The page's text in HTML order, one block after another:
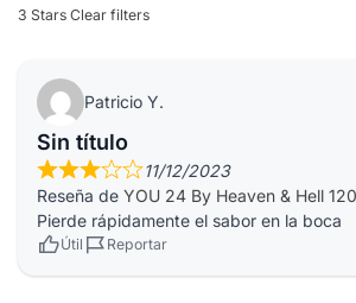
3 Stars Clear filters
Patricio Y.
Sin título
11/12/2023
Reseña de YOU 24 By Heaven & Hell
Pierde rápidamente el sabor en la boca
Útil Reportar